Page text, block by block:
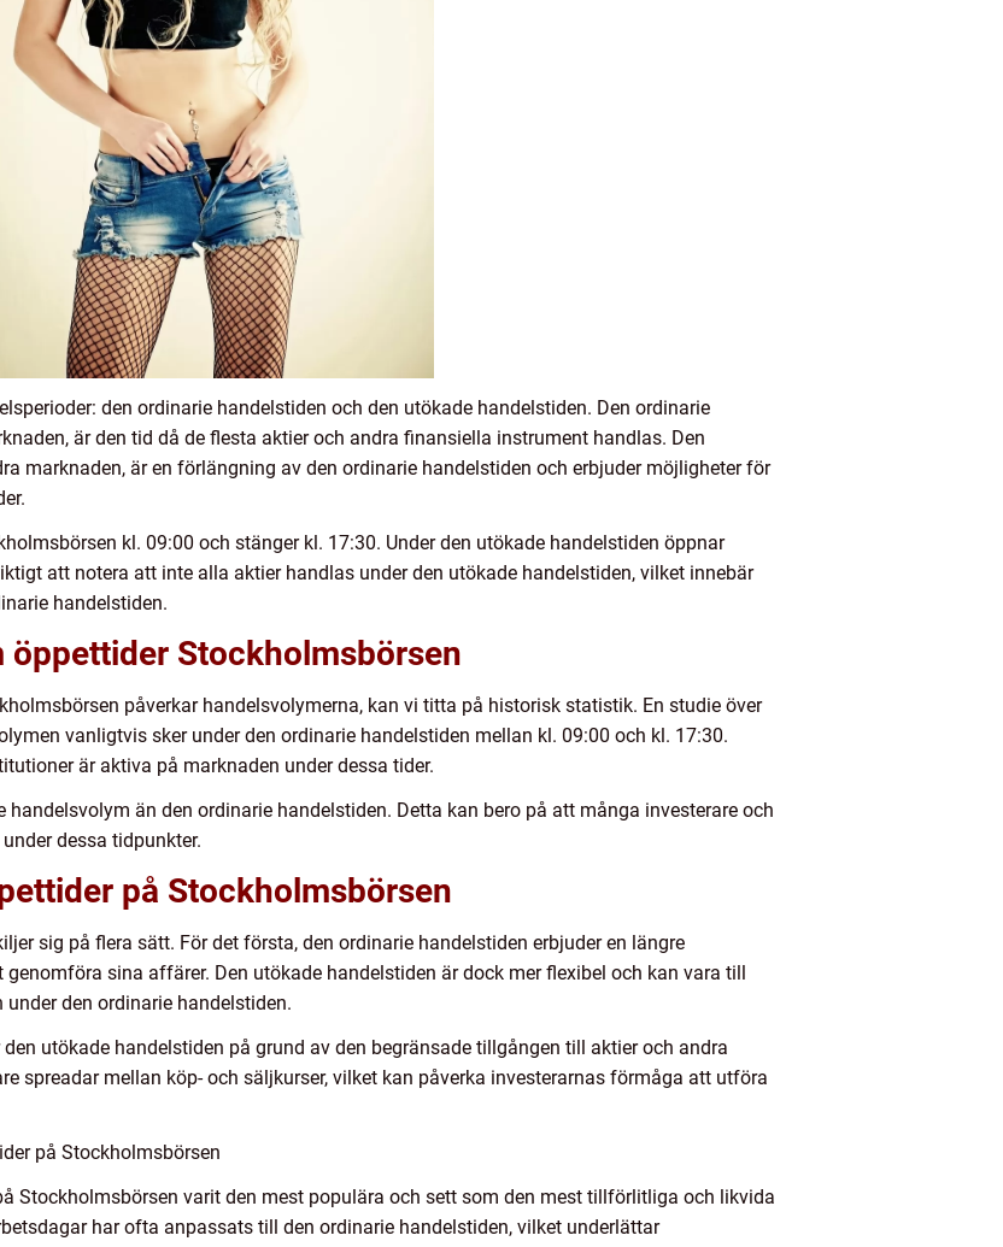
den ordinarie handelstiden och den utökade handelstiden. Den ordinarie
är den tid då de flesta aktier och andra finansiella instrument handlas. Den
marknaden, är en förlängning av den ordinarie handelstiden och erbjuder möjligheter för
kl. 09:00 och stänger kl. 17:30. Under den utökade handelstiden öppnar
att notera att inte alla aktier handlas under den utökade handelstiden, vilket innebär
handelstiden.
Stockholmsbörsen
påverkar handelsvolymerna, kan vi titta på historisk statistik. En studie över
vanligtvis sker under den ordinarie handelstiden mellan kl. 09:00 och kl. 17:30.
är aktiva på marknaden under dessa tider.
handelsvolym än den ordinarie handelstiden. Detta kan bero på att många investerare och
dessa tidpunkter.
på Stockholmsbörsen
sig på flera sätt. För det första, den ordinarie handelstiden erbjuder en längre
sina affärer. Den utökade handelstiden är dock mer flexibel och kan vara till
den ordinarie handelstiden.
utökade handelstiden på grund av den begränsade tillgången till aktier och andra
spreadar mellan köp- och säljkurser, vilket kan påverka investerarnas förmåga att utföra
på Stockholmsbörsen
Stockholmsbörsen varit den mest populära och sett som den mest tillförlitliga och likvida
har ofta anpassats till den ordinarie handelstiden, vilket underlättar